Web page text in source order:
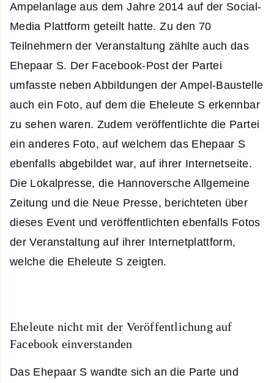
Ampelanlage aus dem Jahre 2014 auf der Social-
Media Plattform geteilt hatte. Zu den 70
Teilnehmern der Veranstaltung zählte auch das
Ehepaar S. Der Facebook-Post der Partei
umfasste neben Abbildungen der Ampel-Baustelle
auch ein Foto, auf dem die Eheleute S erkennbar
zu sehen waren. Zudem veröffentlichte die Partei
ein anderes Foto, auf welchem das Ehepaar S
ebenfalls abgebildet war, auf ihrer Internetseite.
Die Lokalpresse, die Hannoversche Allgemeine
Zeitung und die Neue Presse, berichteten über
dieses Event und veröffentlichten ebenfalls Fotos
der Veranstaltung auf ihrer Internetplattform,
welche die Eheleute S zeigten.
Eheleute nicht mit der Veröffentlichung auf
Facebook einverstanden
Das Ehepaar S wandte sich an die Parte und